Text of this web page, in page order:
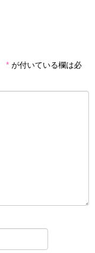
* が付いている欄は必